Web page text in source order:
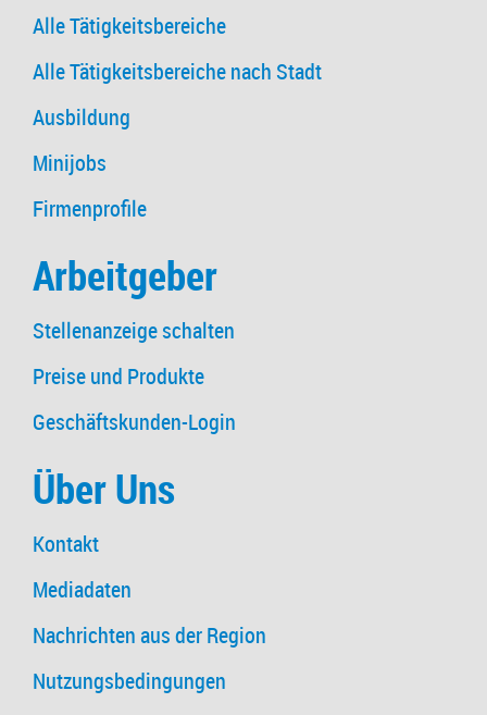
Alle Tätigkeitsbereiche
Alle Tätigkeitsbereiche nach Stadt
Ausbildung
Minijobs
Firmenprofile
Arbeitgeber
Stellenanzeige schalten
Preise und Produkte
Geschäftskunden-Login
Über Uns
Kontakt
Mediadaten
Nachrichten aus der Region
Nutzungsbedingungen